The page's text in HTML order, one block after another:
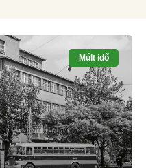
Múlt idő